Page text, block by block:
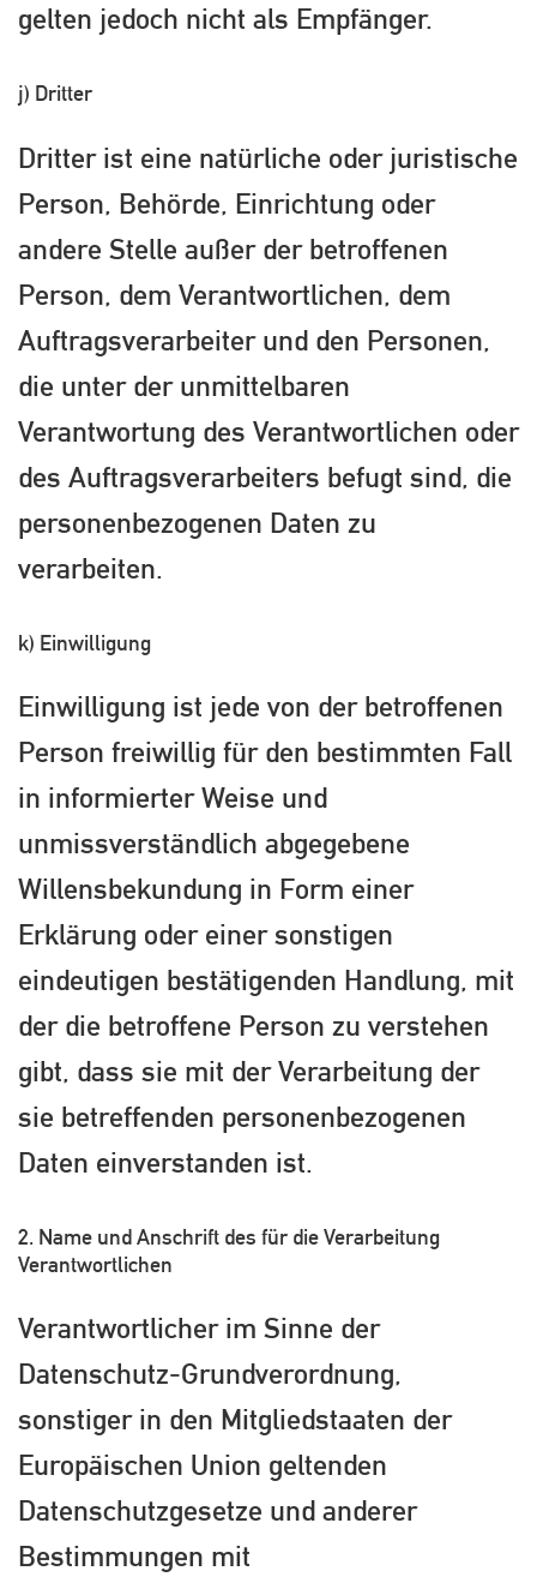
gelten jedoch nicht als Empfänger.
j) Dritter
Dritter ist eine natürliche oder juristische
Person, Behörde, Einrichtung oder
andere Stelle außer der betroffenen
Person, dem Verantwortlichen, dem
Auftragsverarbeiter und den Personen,
die unter der unmittelbaren
Verantwortung des Verantwortlichen oder
des Auftragsverarbeiters befugt sind, die
personenbezogenen Daten zu
verarbeiten.
k) Einwilligung
Einwilligung ist jede von der betroffenen
Person freiwillig für den bestimmten Fall
in informierter Weise und
unmissverständlich abgegebene
Willensbekundung in Form einer
Erklärung oder einer sonstigen
eindeutigen bestätigenden Handlung, mit
der die betroffene Person zu verstehen
gibt, dass sie mit der Verarbeitung der
sie betreffenden personenbezogenen
Daten einverstanden ist.
2. Name und Anschrift des für die Verarbeitung
Verantwortlichen
Verantwortlicher im Sinne der
Datenschutz-Grundverordnung,
sonstiger in den Mitgliedstaaten der
Europäischen Union geltenden
Datenschutzgesetze und anderer
Bestimmungen mit